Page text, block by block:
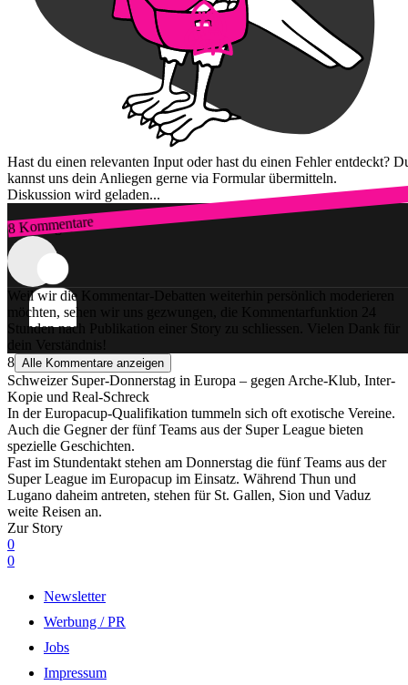
Hast du einen relevanten Input oder hast du einen Fehler entdeckt?
kannst uns dein Anliegen gerne via Formular übermitteln.
Diskussion wird geladen...
8 Kommentare
Zum Login
Weil wir die Kommentar-Debatten weiterhin persönlich moderieren
möchten, sehen wir uns gezwungen, die Kommentarfunktion 24
Stunden nach Publikation einer Story zu schliessen. Vielen Dank für
dein Verständnis!
8 Alle Kommentare anzeigen
Schweizer Super-Donnerstag in Europa – gegen Arche-Klub, Inter-
Kopie und Real-Schreck
In der Europacup-Qualifikation tummeln sich oft exotische Vereine.
Auch die Gegner der fünf Teams aus der Super League bieten
spezielle Geschichten.
Fast im Stundentakt stehen am Donnerstag die fünf Teams aus der
Super League im Europacup im Einsatz. Während Thun und
Lugano daheim antreten, stehen für St. Gallen, Sion und Vaduz
weite Reisen an.
Zur Story
0
0
Newsletter
Werbung / PR
Jobs
Impressum